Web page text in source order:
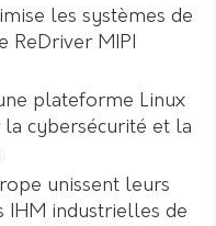
les systèmes de
ReDriver MIPI
plateforme Linux
cybersécurité et la
unissent leurs
IHM industrielles de